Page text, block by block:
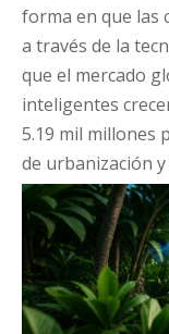
forma en que las
a través de la
que el mercado
inteligentes
5.19 mil millones
de urbanización